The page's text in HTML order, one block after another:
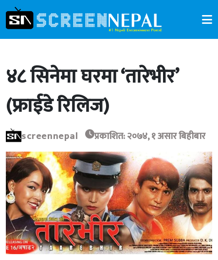
४८ सिनेमा घरमा ‘तारेभीर’
(फ्राईडे रिलिज)
screennepal प्रकाशित: २०७४, १ असार बिहीबार